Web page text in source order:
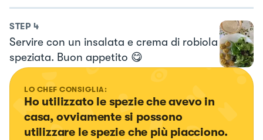
STEP 4
Servire con un insalata e crema di robiola
speziata. Buon appetito 😋
LO CHEF CONSIGLIA:
Ho utilizzato le spezie che avevo in
casa, ovviamente si possono
utilizzare le spezie che più piacciono.